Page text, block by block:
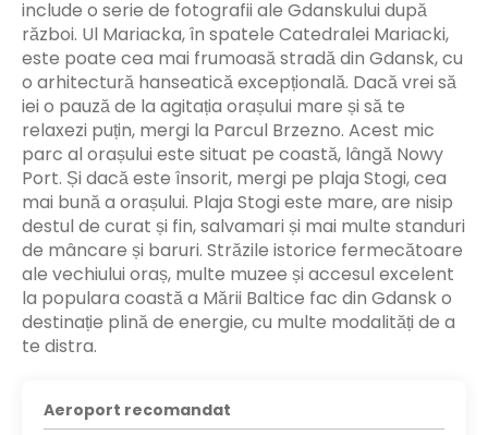
include o serie de fotografii ale Gdanskului după
război. Ul Mariacka, în spatele Catedralei Mariacki,
este poate cea mai frumoasă stradă din Gdansk, cu
o arhitectură hanseatică excepțională. Dacă vrei să
iei o pauză de la agitația orașului mare și să te
relaxezi puțin, mergi la Parcul Brzezno. Acest mic
parc al orașului este situat pe coastă, lângă Nowy
Port. Și dacă este însorit, mergi pe plaja Stogi, cea
mai bună a orașului. Plaja Stogi este mare, are nisip
destul de curat și fin, salvamari și mai multe standuri
de mâncare și baruri. Străzile istorice fermecătoare
ale vechiului oraș, multe muzee și accesul excelent
la populara coastă a Mării Baltice fac din Gdansk o
destinație plină de energie, cu multe modalități de a
te distra.
Aeroport recomandat